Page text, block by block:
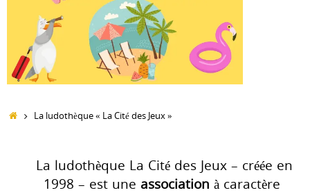
AccueilLa ludothèque « La Cité des Jeux »
La ludothèque La Cité des Jeux – créée en
1998 – est une association à caractère